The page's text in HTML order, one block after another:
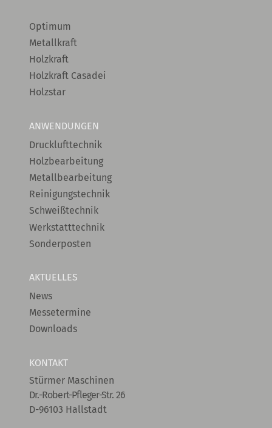
Optimum
Metallkraft
Holzkraft
Holzkraft Casadei
Holzstar
ANWENDUNGEN
Drucklufttechnik
Holzbearbeitung
Metallbearbeitung
Reinigungstechnik
Schweißtechnik
Werkstatttechnik
Sonderposten
AKTUELLES
News
Messetermine
Downloads
KONTAKT
Stürmer Maschinen
Dr.-Robert-Pfleger-Str. 26
D-96103 Hallstadt